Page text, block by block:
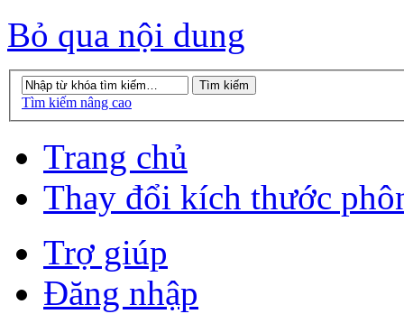
Bỏ qua nội dung
Tìm kiếm nâng cao
Trang chủ
Thay đổi kích thước
Trợ giúp
Đăng nhập